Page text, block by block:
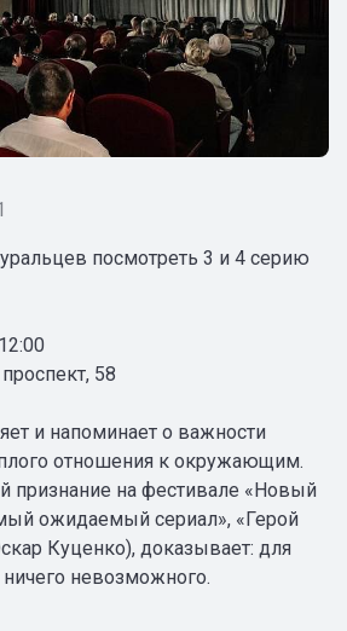
посмотреть 3 и 4 серию
58
и напоминает о важности
отношения к окружающим.
признание на фестивале «Новый
ожидаемый сериал», «Герой
Куценко), доказывает: для
невозможного.